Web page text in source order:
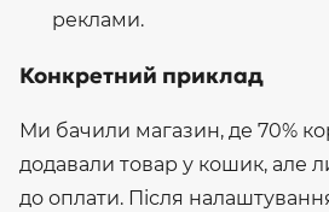
реклами.
Конкретний приклад
Ми бачили магазин, де 70%
додавали товар у кошик, але
до оплати. Після